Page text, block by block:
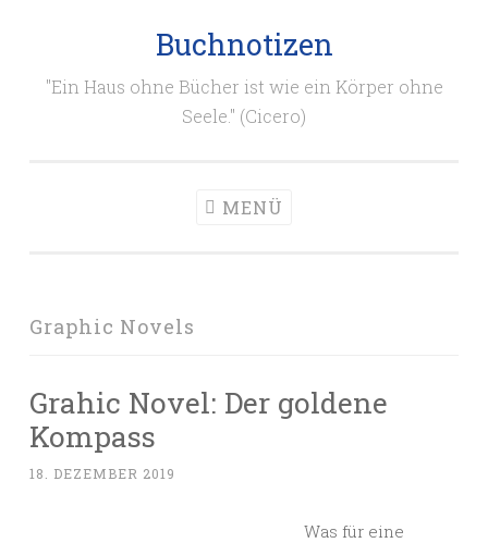
Buchnotizen
"Ein Haus ohne Bücher ist wie ein Körper ohne
Seele." (Cicero)
MENÜ
Graphic Novels
Grahic Novel: Der goldene
Kompass
18. DEZEMBER 2019
Was für eine